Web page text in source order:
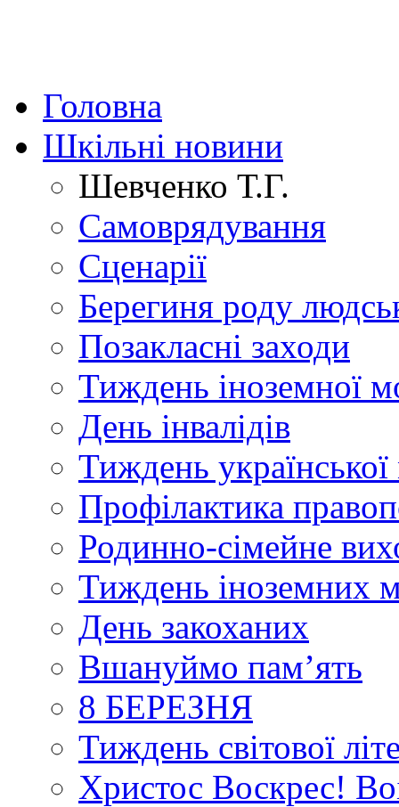
Головна
Шкільні новини
Шевченко Т.Г.
Самоврядування
Сценарії
Берегиня роду
Позакласні заходи
Тиждень іноземної
День інвалідів
Тиждень
Профілактика
Родинно-сімейне
Тиждень іноземних
День закоханих
Вшануймо пам’ять
8 БЕРЕЗНЯ
Тиждень світової
Христос Воскрес!